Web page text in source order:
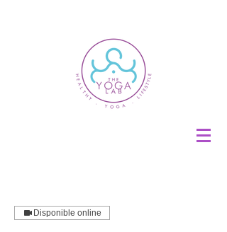
Disponible online